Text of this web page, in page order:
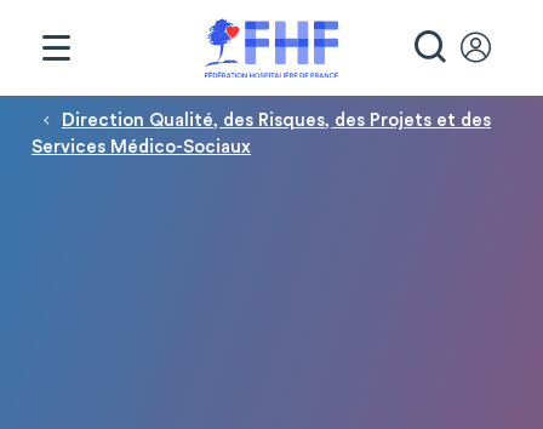
Fil d'Ariane
Direction Qualité, des Risques, des Projets et des
Services Médico-Sociaux
Panneau de gestion des cookies